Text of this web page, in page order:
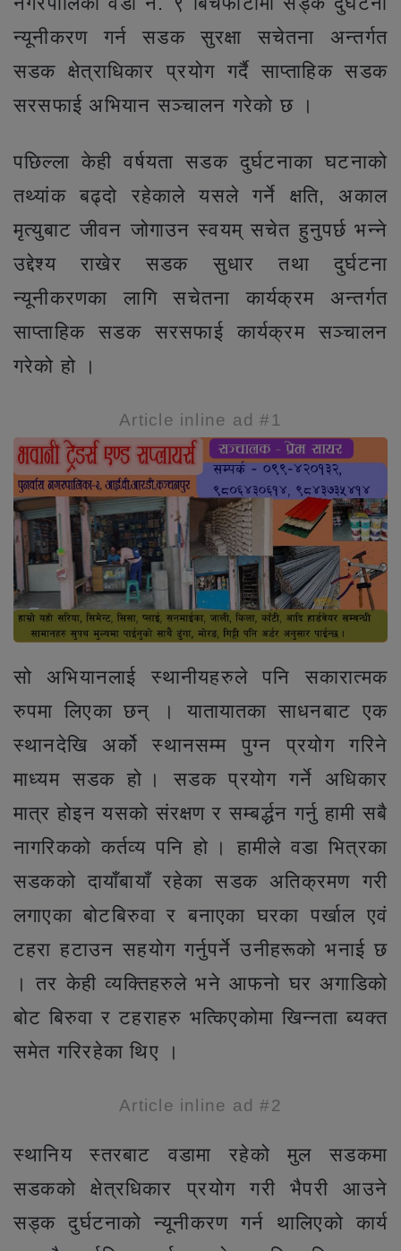
न्यूनीकरण गर्न सडक सुरक्षा सचेतना अन्तर्गत
सडक क्षेत्राधिकार प्रयोग गर्दै साप्ताहिक सडक
सरसफाई अभियान सञ्चालन गरेको छ ।
पछिल्ला केही वर्षयता सडक दुर्घटनाका घटनाको
तथ्यांक बढ्दो रहेकाले यसले गर्ने क्षति, अकाल
मृत्युबाट जीवन जोगाउन स्वयम् सचेत हुनुपर्छ भन्ने
उद्देश्य राखेर सडक सुधार तथा दुर्घटना
न्यूनीकरणका लागि सचेतना कार्यक्रम अन्तर्गत
साप्ताहिक सडक सरसफाई कार्यक्रम सञ्चालन
गरेको हो ।
Article inline ad #1
सो अभियानलाई स्थानीयहरुले पनि सकारात्मक
रुपमा लिएका छन् । यातायातका साधनबाट एक
स्थानदेखि अर्को स्थानसम्म पुग्न प्रयोग गरिने
माध्यम सडक हो । सडक प्रयोग गर्ने अधिकार
मात्र होइन यसको संरक्षण र सम्बर्द्धन गर्नु हामी सबै
नागरिकको कर्तव्य पनि हो । हामीले वडा भित्रका
सडकको दायाँबायाँ रहेका सडक अतिक्रमण गरी
लगाएका बोटबिरुवा र बनाएका घरका पर्खाल एवं
टहरा हटाउन सहयोग गर्नुपर्ने उनीहरूको भनाई छ
। तर केही व्यक्तिहरुले भने आफनो घर अगाडिको
बोट बिरुवा र टहराहरु भत्किएकोमा खिन्नता ब्यक्त
समेत गरिरहेका थिए ।
Article inline ad #2
स्थानिय स्तरबाट वडामा रहेको मुल सडकमा
सडकको क्षेत्रधिकार प्रयोग गरी भैपरी आउने
सड्क दुर्घटनाको न्यूनीकरण गर्न थालिएको कार्य